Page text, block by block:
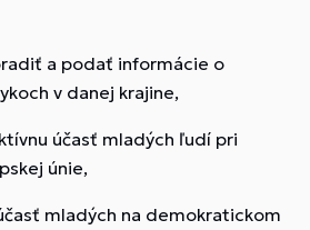
a podať informácie o
v danej krajine,
účasť mladých ľudí pri
únie,
mladých na demokratickom